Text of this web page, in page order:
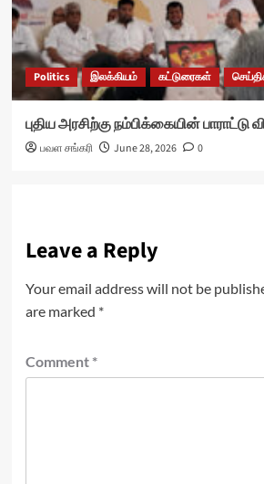
Politics இலக்கியம் கட்டுரைகள்
புதிய அரசிற்கு நம்பிக்கையின் பாராட்டு
பவள சங்கரி June 28, 2026 0
Leave a Reply
Your email address will not be
are marked *
Comment *